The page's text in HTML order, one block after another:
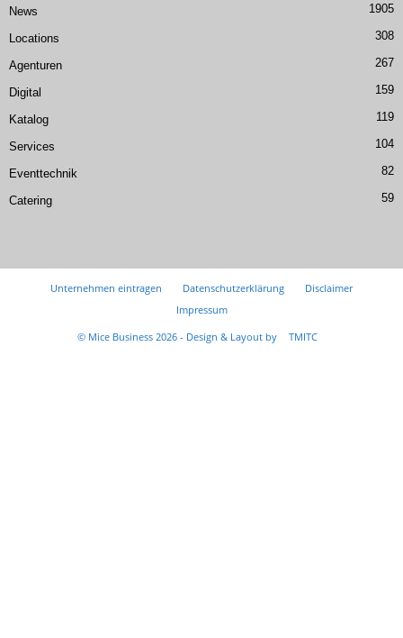
News 1905
Locations 308
Agenturen 267
Digital 159
Katalog 119
Services 104
Eventtechnik 82
Catering 59
Unternehmen eintragen Datenschutzerklärung
Disclaimer
Impressum
© Mice Business 2026 - Design & Layout by
TMITC